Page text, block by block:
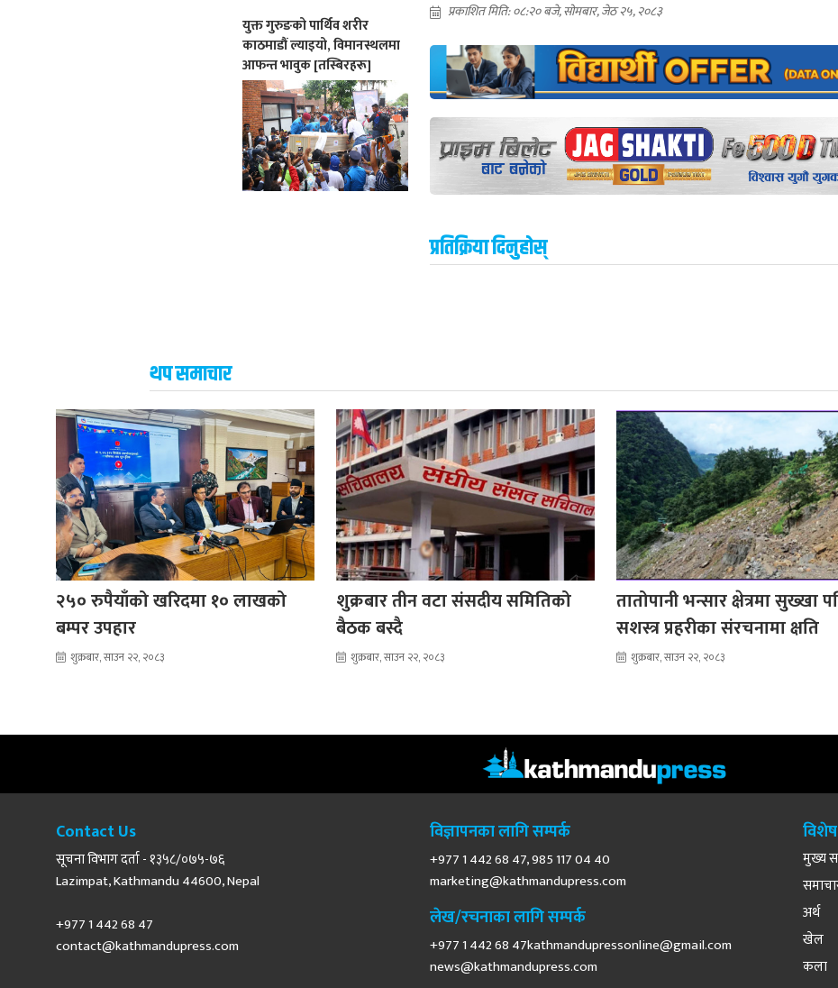
युक्त गुरुङको पार्थिव शरीर
काठमाडौं ल्याइयो, विमानस्थलमा
आफन्त भावुक [तस्बिरहरू]
प्रकाशित मिति: ०८:२० बजे, सोमबार, जेठ २५, २०८३
प्रतिक्रिया दिनुहोस्
थप समाचार
२५० रुपैयाँको खरिदमा १० लाखको
बम्पर उपहार
शुक्रबार, साउन २२, २०८३
शुक्रबार तीन वटा संसदीय समितिको
बैठक बस्दै
शुक्रबार, साउन २२, २०८३
तातोपानी भन्सार क्षेत्रमा सुख्खा
सशस्त्र प्रहरीका संरचनामा क्षति
शुक्रबार, साउन २२, २०८३
Contact Us
सूचना विभाग दर्ता - १३५८/०७५-७६
Lazimpat, Kathmandu 44600, Nepal
+977 1 442 68 47
contact@kathmandupress.com
विज्ञापनका लागि सम्पर्क
+977 1 442 68 47, 985 117 04 40
marketing@kathmandupress.com
लेख/रचनाका लागि सम्पर्क
+977 1 442 68 47kathmandupressonline@gmail.com
news@kathmandupress.com
मुख्य
अर्थ
खेल
कला